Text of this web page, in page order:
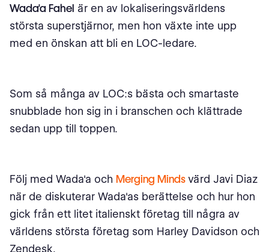
Wada'a Fahel är en av lokaliseringsvärldens
största superstjärnor, men hon växte inte upp
med en önskan att bli en LOC-ledare.
Som så många av LOC:s bästa och smartaste
snubblade hon sig in i branschen och klättrade
sedan upp till toppen.
Följ med Wada'a och Merging Mindsvärd Javi Diaz
när de diskuterar Wada'as berättelse och hur hon
gick från ett litet italienskt företag till några av
världens största företag som Harley Davidson och
Zendesk.